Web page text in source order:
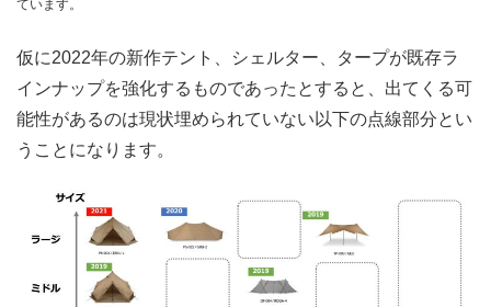
ています。
仮に2022年の新作テント、シェルター、タープが既存ラ
インナップを強化するものであったとすると、出てくる可
能性があるのは現状埋められていない以下の点線部分とい
うことになります。